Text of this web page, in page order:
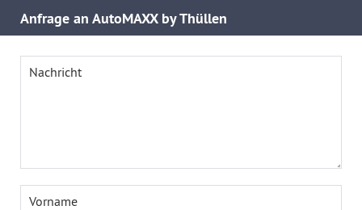
Anfrage an AutoMAXX by Thüllen
Nachricht
Vorname